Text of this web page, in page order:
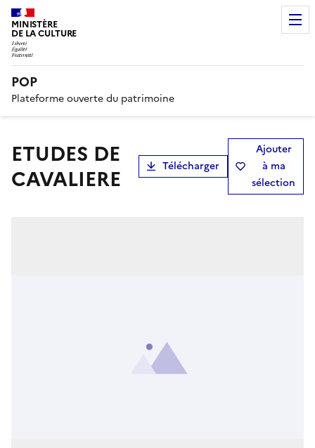
MINISTÈRE
DE LA CULTURE
POP
Plateforme ouverte du patrimoine
ETUDES DE
CAVALIERE
Télécharger
Ajouter
à ma
sélection